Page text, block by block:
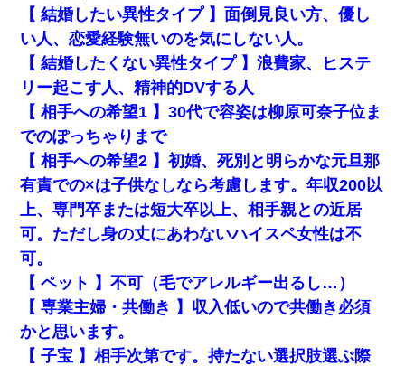
【 結婚したい異性タイプ 】面倒見良い方、優し
い人、恋愛経験無いのを気にしない人。
【 結婚したくない異性タイプ 】浪費家、ヒステ
リー起こす人、精神的DVする人
【 相手への希望1 】30代で容姿は柳原可奈子位ま
でのぽっちゃりまで
【 相手への希望2 】初婚、死別と明らかな元旦那
有責での×は子供なしなら考慮します。年収200以
上、専門卒または短大卒以上、相手親との近居
可。ただし身の丈にあわないハイスペ女性は不
可。
【 ペット 】不可（毛でアレルギー出るし…）
【 専業主婦・共働き 】収入低いので共働き必須
かと思います。
【 子宝 】相手次第です。持たない選択肢選ぶ際